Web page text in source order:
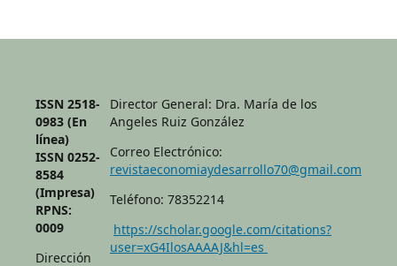
ISSN 2518-
0983 (En
línea)
ISSN 0252-
8584
(Impresa)
RPNS:
0009
Dirección
Director General: Dra. María de los
Angeles Ruiz González
Correo Electrónico:
revistaeconomiaydesarrollo70@gmail.com
Teléfono: 78352214
https://scholar.google.com/citations?
user=xG4IlosAAAAJ&hl=es